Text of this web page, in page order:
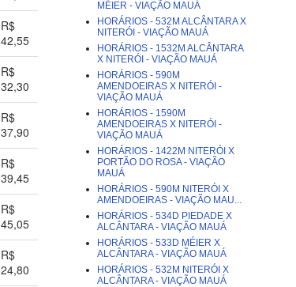
R$
42,55
R$
32,30
R$
37,90
R$
39,45
R$
45,05
R$
24,80
MÉIER - VIAÇÃO MAUÁ
HORÁRIOS - 532M ALCÂNTARA X
NITERÓI - VIAÇÃO MAUÁ
HORÁRIOS - 1532M ALCÂNTARA
X NITERÓI - VIAÇÃO MAUÁ
HORÁRIOS - 590M
AMENDOEIRAS X NITERÓI -
VIAÇÃO MAUÁ
HORÁRIOS - 1590M
AMENDOEIRAS X NITERÓI -
VIAÇÃO MAUÁ
HORÁRIOS - 1422M NITERÓI X
PORTÃO DO ROSA - VIAÇÃO
MAUÁ
HORÁRIOS - 590M NITERÓI X
AMENDOEIRAS - VIAÇÃO MAU...
HORÁRIOS - 534D PIEDADE X
ALCÂNTARA - VIAÇÃO MAUÁ
HORÁRIOS - 533D MÉIER X
ALCÂNTARA - VIAÇÃO MAUÁ
HORÁRIOS - 532M NITERÓI X
ALCÂNTARA - VIAÇÃO MAUÁ